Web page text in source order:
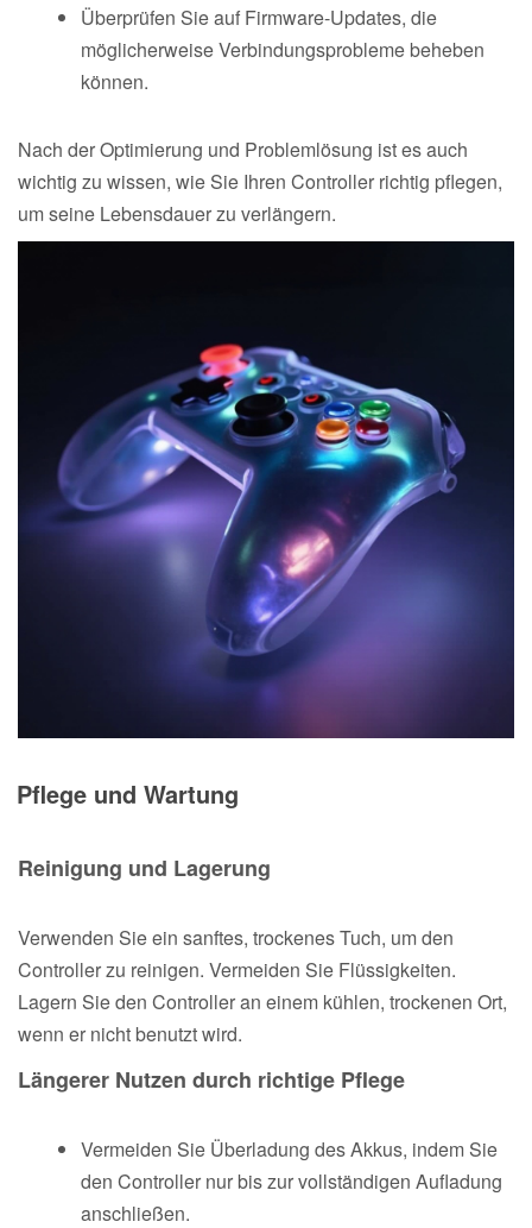
Überprüfen Sie auf Firmware-Updates, die
möglicherweise Verbindungsprobleme beheben
können.
Nach der Optimierung und Problemlösung ist es auch
wichtig zu wissen, wie Sie Ihren Controller richtig pflegen,
um seine Lebensdauer zu verlängern.
Pflege und Wartung
Reinigung und Lagerung
Verwenden Sie ein sanftes, trockenes Tuch, um den
Controller zu reinigen. Vermeiden Sie Flüssigkeiten.
Lagern Sie den Controller an einem kühlen, trockenen Ort,
wenn er nicht benutzt wird.
Längerer Nutzen durch richtige Pflege
Vermeiden Sie Überladung des Akkus, indem Sie
den Controller nur bis zur vollständigen Aufladung
anschließen.